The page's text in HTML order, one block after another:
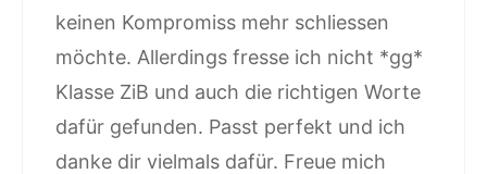
keinen Kompromiss mehr schliessen
möchte. Allerdings fresse ich nicht *gg*
Klasse ZiB und auch die richtigen Worte
dafür gefunden. Passt perfekt und ich
danke dir vielmals dafür. Freue mich